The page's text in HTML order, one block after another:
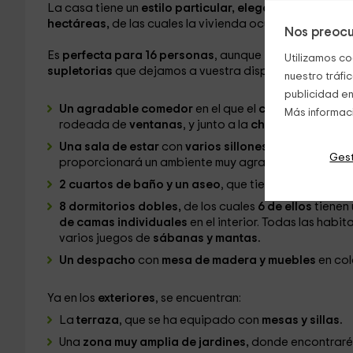
Nos
Utilizamos
nuestro
publicidad
Más
La casa tiene un estilo particular, elegante y con
hectáreas, de las cuales la vivienda ocupa 375
Es perfecta para 16 personas, aunque se puede
supletorias que dejamos a vuestra disposición. Se
Un agradable comedoren el que el color verde y el
rodeada de ventanas, y junto a la chimenea de leña.
Una sala de estar con varios sillones
proporcionará un ambiente muy agradable.
2 cuartos de baño y un aseo, que tienen todos los
8 dormitorios dobles, de los cuales 6 de ellos tienen
de camas individuales en el interior. Todas las
varios juegos de sábanas y mantas.
Un despacho con mesa de madera y muebles en
Ya en los exteriores, se encuentran:
La terraza, que se ha equipado con mesas y sillas.
Una zona muy amplia de jardines, donde